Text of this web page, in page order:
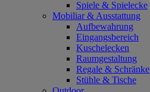
Spiele & Spielecke
Mobiliar & Ausstattung
Aufbewahrung
Eingangsbereich
Kuschelecken
Raumgestaltung
Regale & Schränke
Stühle & Tische